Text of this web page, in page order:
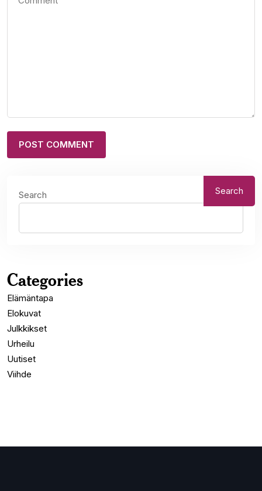
Search Search
Categories
Elämäntapa
Elokuvat
Julkkikset
Urheilu
Uutiset
Viihde